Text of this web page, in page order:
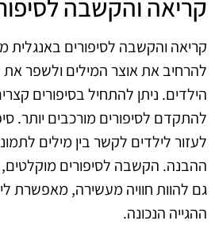
קריאה והקשבה
קריאה והקשבה לסיפורים באנגלית
להרחיב את אוצר המילים ולשפר
הילדים. ניתן להתחיל בסיפורים
להתקדם לסיפורים מורכבים יותר.
לעזור לילדים לקשר בין מילים
ההבנה. הקשבה לסיפורים מוקלטים,
גם להוות חוויה מעשירה, מאפשרת
ההגייה הנכונה.